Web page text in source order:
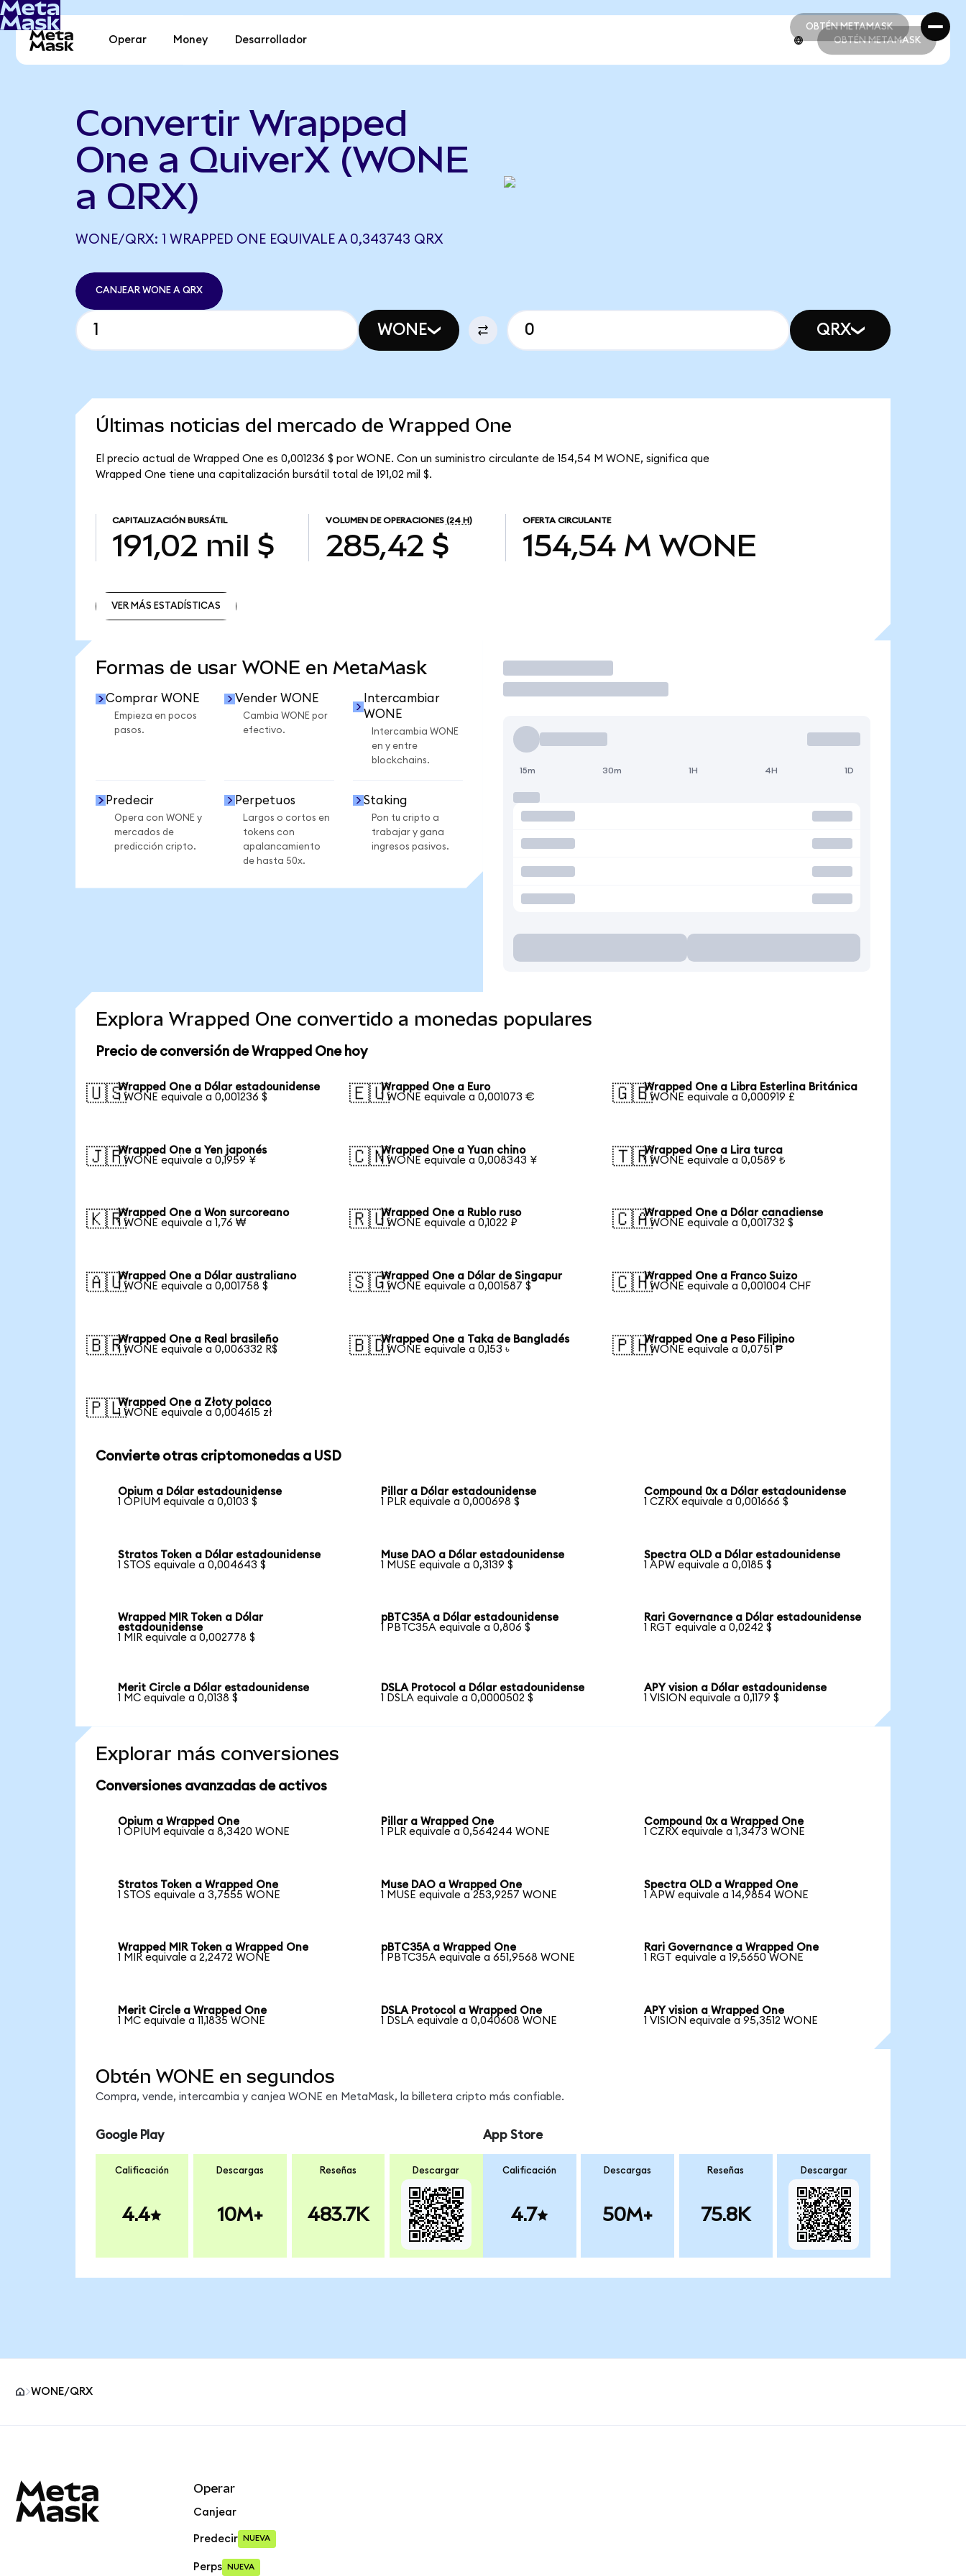
OBTÉN METAMASK
OBTÉN METAMASK
Operar Money Desarrollador OBTÉN METAMASK
Convertir Wrapped
One a QuiverX (WONE
a QRX)
WONE/QRX: 1 WRAPPED ONE EQUIVALE A 0,343743 QRX
CANJEAR WONE A QRX
WONE QRX
Últimas noticias del mercado de Wrapped One
El precio actual de Wrapped One es 0,001236 $ por WONE. Con un suministro circulante de 154,54 M WONE, significa que
Wrapped One tiene una capitalización bursátil total de 191,02 mil $.
CAPITALIZACIÓN BURSÁTIL
191,02 mil $
VOLUMEN DE OPERACIONES (24 H)
285,42 $
OFERTA CIRCULANTE
154,54 M WONE
VER MÁS ESTADÍSTICAS
Formas de usar WONE en MetaMask
Comprar WONE
Empieza en pocos
pasos.
Vender WONE
Cambia WONE por
efectivo.
Intercambiar
WONE
Intercambia WONE
en y entre
blockchains.
Predecir
Opera con WONE y
mercados de
predicción cripto.
Perpetuos
Largos o cortos en
tokens con
apalancamiento
de hasta 50x.
Staking
Pon tu cripto a
trabajar y gana
ingresos pasivos.
Operar
15m 30m 1H 4H 1D
Explora Wrapped One convertido a monedas populares
Precio de conversión de Wrapped One hoy
🇺🇸Wrapped One a Dólar estadounidense
1 WONE equivale a 0,001236 $
🇪🇺Wrapped One a Euro
1 WONE equivale a 0,001073 €
🇬🇧Wrapped One a Libra Esterlina Británica
1 WONE equivale a 0,000919 £
🇯🇵Wrapped One a Yen japonés
1 WONE equivale a 0,1959 ¥
🇨🇳Wrapped One a Yuan chino
1 WONE equivale a 0,008343 ¥
🇹🇷Wrapped One a Lira turca
1 WONE equivale a 0,0589 ₺
🇰🇷Wrapped One a Won surcoreano
1 WONE equivale a 1,76 ₩
🇷🇺Wrapped One a Rublo ruso
1 WONE equivale a 0,1022 ₽
🇨🇦Wrapped One a Dólar canadiense
1 WONE equivale a 0,001732 $
🇦🇺Wrapped One a Dólar australiano
1 WONE equivale a 0,001758 $
🇸🇬Wrapped One a Dólar de Singapur
1 WONE equivale a 0,001587 $
🇨🇭Wrapped One a Franco Suizo
1 WONE equivale a 0,001004 CHF
🇧🇷Wrapped One a Real brasileño
1 WONE equivale a 0,006332 R$
🇧🇩Wrapped One a Taka de Bangladés
1 WONE equivale a 0,153 ৳
🇵🇭Wrapped One a Peso Filipino
1 WONE equivale a 0,0751 ₱
🇵🇱Wrapped One a Złoty polaco
1 WONE equivale a 0,004615 zł
Convierte otras criptomonedas a USD
Opium a Dólar estadounidense
1 OPIUM equivale a 0,0103 $
Pillar a Dólar estadounidense
1 PLR equivale a 0,000698 $
Compound 0x a Dólar estadounidense
1 CZRX equivale a 0,001666 $
Stratos Token a Dólar estadounidense
1 STOS equivale a 0,004643 $
Muse DAO a Dólar estadounidense
1 MUSE equivale a 0,3139 $
Spectra OLD a Dólar estadounidense
1 APW equivale a 0,0185 $
Wrapped MIR Token a Dólar
estadounidense
1 MIR equivale a 0,002778 $
pBTC35A a Dólar estadounidense
1 PBTC35A equivale a 0,806 $
Rari Governance a Dólar estadounidense
1 RGT equivale a 0,0242 $
Merit Circle a Dólar estadounidense
1 MC equivale a 0,0138 $
DSLA Protocol a Dólar estadounidense
1 DSLA equivale a 0,0000502 $
APY vision a Dólar estadounidense
1 VISION equivale a 0,1179 $
Explorar más conversiones
Conversiones avanzadas de activos
Opium a Wrapped One
1 OPIUM equivale a 8,3420 WONE
Pillar a Wrapped One
1 PLR equivale a 0,564244 WONE
Compound 0x a Wrapped One
1 CZRX equivale a 1,3473 WONE
Stratos Token a Wrapped One
1 STOS equivale a 3,7555 WONE
Muse DAO a Wrapped One
1 MUSE equivale a 253,9257 WONE
Spectra OLD a Wrapped One
1 APW equivale a 14,9854 WONE
Wrapped MIR Token a Wrapped One
1 MIR equivale a 2,2472 WONE
pBTC35A a Wrapped One
1 PBTC35A equivale a 651,9568 WONE
Rari Governance a Wrapped One
1 RGT equivale a 19,5650 WONE
Merit Circle a Wrapped One
1 MC equivale a 11,1835 WONE
DSLA Protocol a Wrapped One
1 DSLA equivale a 0,040608 WONE
APY vision a Wrapped One
1 VISION equivale a 95,3512 WONE
Obtén WONE en segundos
Compra, vende, intercambia y canjea WONE en MetaMask, la billetera cripto más confiable.
Google Play
Calificación
4.4
Descargas
10M+
Reseñas
483.7K
Descargar
App Store
Calificación
4.7
Descargas
50M+
Reseñas
75.8K
Descargar
WONE/QRX
Operar
Canjear
Predecir NUEVA
Perps NUEVA